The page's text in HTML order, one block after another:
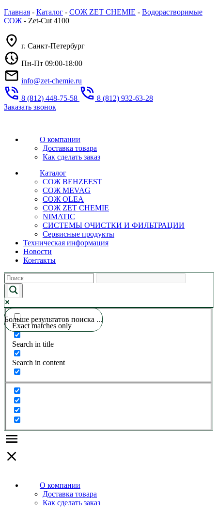
Главная - Каталог - СОЖ ZET CHEMIE - Водорастворимые
СОЖ - Zet-Cut 4100
г. Санкт-Петербург
Пн-Пт 09:00-18:00
info@zet-chemie.ru
8 (812) 448-75-58
8 (812) 932-63-28
Заказать звонок
О компании
Доставка товара
Как сделать заказ
Каталог
СОЖ BEHZEEST
СОЖ MEVAG
СОЖ OLEA
СОЖ ZET CHEMIE
NIMATIC
СИСТЕМЫ ОЧИСТКИ И ФИЛЬТРАЦИИ
Сервисные продукты
Техническая информация
Новости
Контакты
Больше результатов поиска ...
Exact matches only
Search in title
Search in content
О компании
Доставка товара
Как сделать заказ